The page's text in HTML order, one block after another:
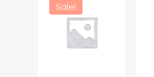
Sale!